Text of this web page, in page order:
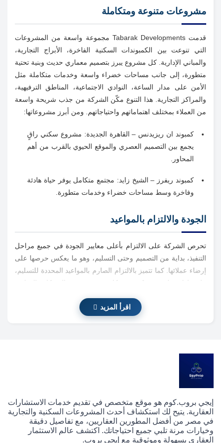
مشروعات متنوعة ومتكاملة
قدمت Tabarak Developments مجموعة واسعة من المشروعات
التي تنوعت بين الكمبوندات السكنية الفاخرة، الأبراج التجارية،
والمباني الإدارية. كل مشروع يبرز بتصميم معماري حديث وبنية تحتية
متطورة، إلى جانب مساحات خضراء واسعة وخدمات متكاملة مثل
الأمن على مدار الساعة، النوادي الاجتماعية، المناطق الترفيهية،
والمراكز التجارية. هذا التنوع مكّن الشركة من جذب شريحة واسعة
من العملاء بمختلف اهتماماتهم واحتياجاتهم. ومن أبرز مشروعاتها:
كمبوند ان ريزيدنس – القاهرة الجديدة: مشروع سكني راقٍ
يجمع بين التصميم العصري والموقع الحيوي بالقرب من أهم
المحاور.
كمبوند ريفرز – الشيخ زايد: مجتمع متكامل يوفر حياة هادئة
وفاخرة وسط مساحات خضراء وخدمات متطورة.
الجودة والالتزام بالمواعيد
تحرص الشركة على الالتزام بأعلى معايير الجودة في جميع مراحل
التنفيذ، بداية من التصميم وحتى التسليم، وهو ما يعكس حرصها على
إرضاء عملائها. كما تتميز بالالتزام الصارم بالمواعيد المحددة للتسليم،
ما جعلها تحظى بثقة كبيرة ومكانة مرموقة بين الشركات العقارية
الابتكار والاستدامة
استهلاك الطاقة والموارد مع الحفاظ على البيئة، مما يعكس وعيها
التوسع وخطط المستقبل
لا تقتصر الشركة على مشروعاتها الحالية، بل تعمل بخطى مدروسة
اقرأ المزيد
إيجي بروب.كوم هو موقع متخصص في تقديم خدمات الاستشارات
العقارية. يتيح لك استكشاف أحدث المشروعات السكنية والتجارية
في مصر من أفضل المطورين العقاريين، مع تفاصيل دقيقة
وخيارات مرنة تلبي جميع احتياجاتك. اكتشف عالم الاستثمار
العقاري بسهولة وموثوقية مع إيجي بروب.